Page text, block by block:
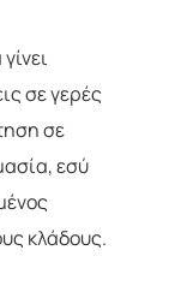
σε γερές
σε
εσύ
κλάδους.